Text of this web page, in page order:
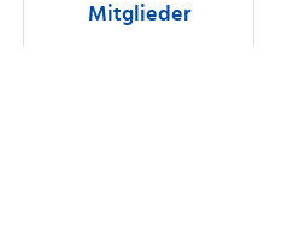
Mitglieder